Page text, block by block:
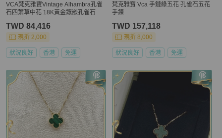
VCA梵克雅寶Vintage Alhambra孔雀
石四葉草中花 18K黃金鑲嵌孔雀石
TWD 84,416
現折 2,000
狀況良好 香港 免運
梵克雅寶 Vca 手鏈綠五花 孔雀石五花
手鍊
TWD 157,118
現折 8,000
狀況良好 香港 免運